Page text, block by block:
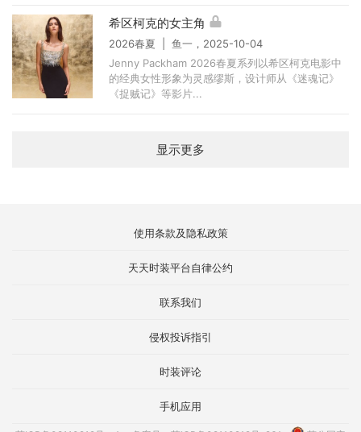
希区柯克的女主角
2026春夏 | 鱼一，2025-10-04
Jenny Packham 2026春夏系列以希区柯克电影中
的经典女性形象为灵感缪斯，设计师从《迷魂记》
《捉贼记》等影片...
显示更多
使用条款及隐私政策
天天时装平台自律公约
联系我们
侵权投诉指引
时装评论
手机应用